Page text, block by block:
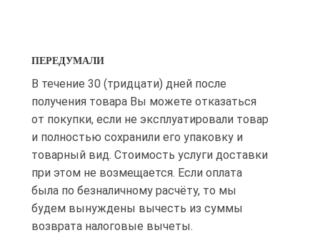
ПЕРЕДУМАЛИ
В течение 30 (тридцати) дней после
получения товара Вы можете отказаться
от покупки, если не эксплуатировали товар
и полностью сохранили его упаковку и
товарный вид. Стоимость услуги доставки
при этом не возмещается. Если оплата
была по безналичному расчёту, то мы
будем вынуждены вычесть из суммы
возврата налоговые вычеты.